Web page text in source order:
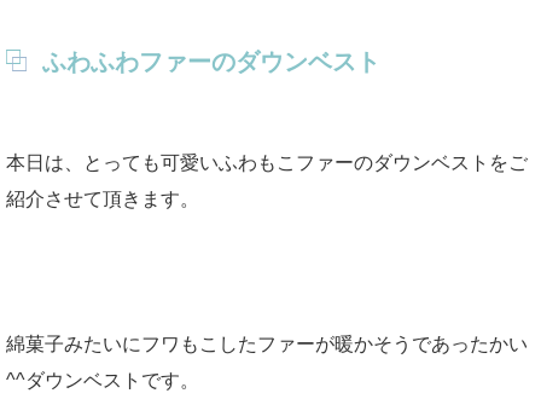
ふわふわファーのダウンベスト
本日は、とっても可愛いふわもこファーのダウンベストをご
紹介させて頂きます。
綿菓子みたいにフワもこしたファーが暖かそうであったかい
^^ダウンベストです。